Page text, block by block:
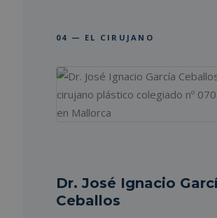
04 — EL CIRUJANO
Dr. José Ignacio
Ceballos